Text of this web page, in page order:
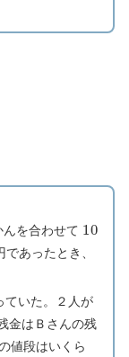
んを合わせて 10
あったとき、
ていた。２人が
金はＢさんの残
値段はいくら